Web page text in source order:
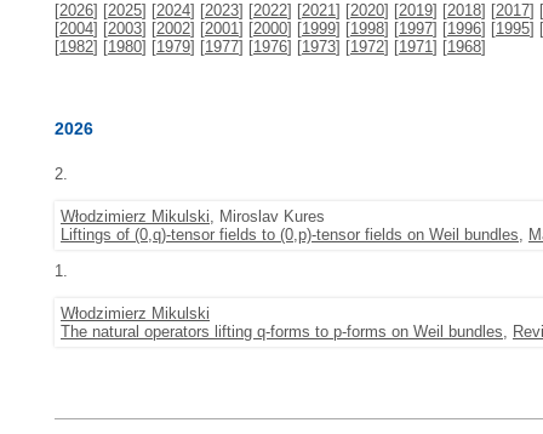
[2026] [2025] [2024] [2023] [2022] [2021] [2020] [2019] [2018] [2017] [
[2004] [2003] [2002] [2001] [2000] [1999] [1998] [1997] [1996] [1995] [
[1982] [1980] [1979] [1977] [1976] [1973] [1972] [1971] [1968]
2026
2.
Włodzimierz Mikulski, Miroslav Kures
Liftings of (0,q)-tensor fields to (0,p)-tensor fields on Weil bundles,
1.
Włodzimierz Mikulski
The natural operators lifting q-forms to p-forms on Weil bundles,